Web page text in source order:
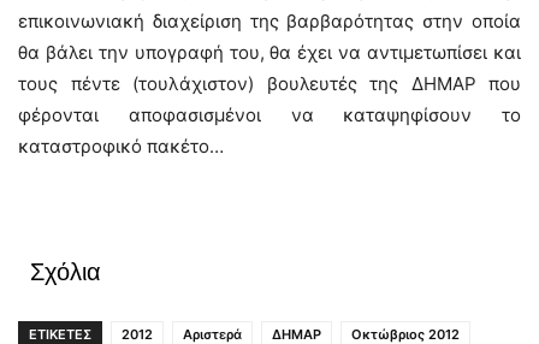
επικοινωνιακή διαχείριση της βαρβαρότητας στην οποία
θα βάλει την υπογραφή του, θα έχει να αντιμετωπίσει και
τους πέντε (τουλάχιστον) βουλευτές της ΔΗΜΑΡ που
φέρονται αποφασισμένοι να καταψηφίσουν το
καταστροφικό πακέτο…
Σχόλια
ΕΤΙΚΕΤΕΣ 2012 Αριστερά ΔΗΜΑΡ
Οκτώβριος 2012